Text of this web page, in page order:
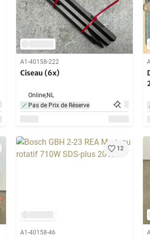
A1-40158-222
Ciseau (6x)
Online,NL
Pas de Prix de Réserve
12
A1-40158-46